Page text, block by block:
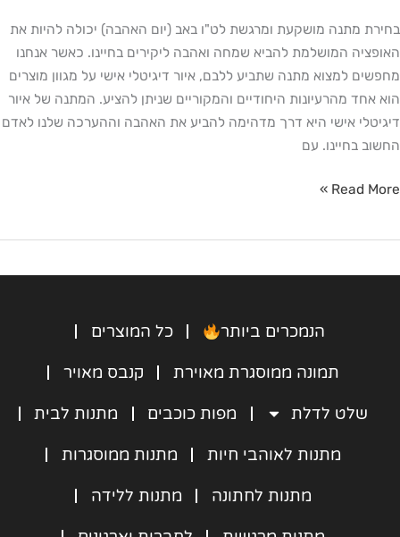
בחירת מתנה מושקעת ומרגשת לט"ו באב (יום האהבה) יכולה להיות את
האופציה המושלמת להביא שמחה ואהבה ליקירים בחיינו. כאשר אנחנו
מחפשים למצוא מתנה שתביע ללבם, איור דיגיטלי אישי על מגוון מוצרים
הוא אחד מהרעיונות היחודיים והמקוריים שניתן להציע. המתנה של איור
דיגיטלי אישי היא דרך מדהימה להביע את האהבה וההערכה שלנו לאדם
החשוב בחיינו. עם
Read More »
הנמכרים ביותר כל המוצרים
תמונה ממוסגרת מאוירת קנבס מאויר
שלט לדלת מפות כוכבים מתנות לבית
מתנות לאוהבי חיות מתנות ממוסגרות
מתנות לחתונה מתנות ללידה